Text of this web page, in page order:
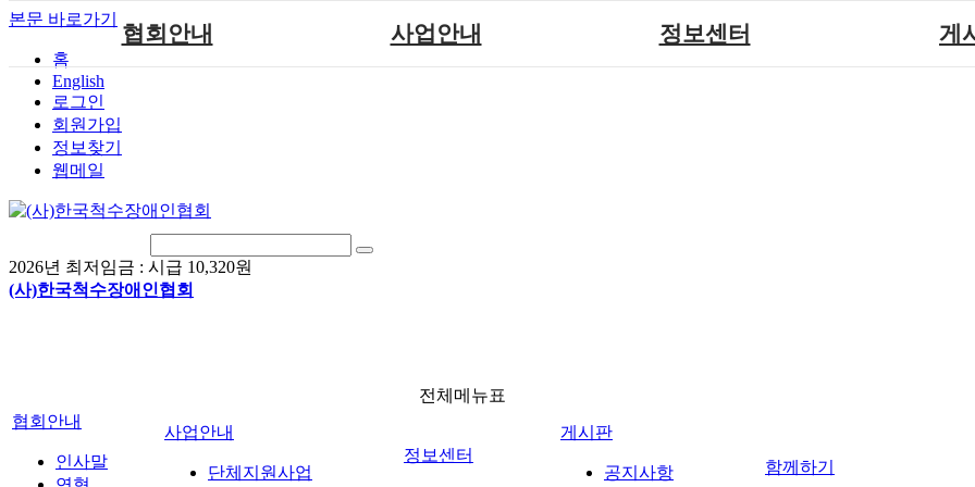
본문 바로가기
홈
English
로그인
회원가입
정보찾기
웹메일
2026년 최저임금 : 시급 10,320원
(사)한국척수장애인협회
협회안내
척수장애란?
찾아오시는길
사업안내
국제 교류/개발 협력사업
정보센터 게
전체메뉴표
협회안내
인사말
사업안내
단체지원사업
정보센터
게시판
공지사항
함께하기